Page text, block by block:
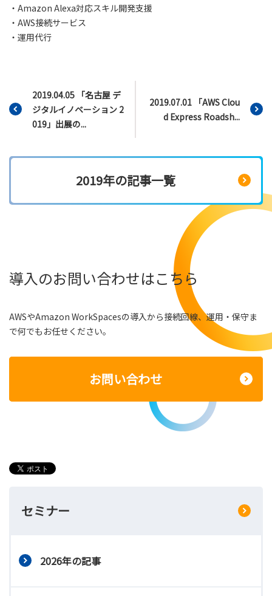
・Amazon Alexa対応スキル開発支援
・AWS接続サービス
・運用代行
2019.04.05 「名古屋 デ
ジタルイノベーション 2
019」出展の...
2019.07.01 「AWS Clou
d Express Roadsh...
2019年の記事一覧
導入のお問い合わせはこちら
AWSやAmazon WorkSpacesの導入から接続回線、運用・保守ま
で何でもお任せください。
お問い合わせ
セミナー
2026年の記事